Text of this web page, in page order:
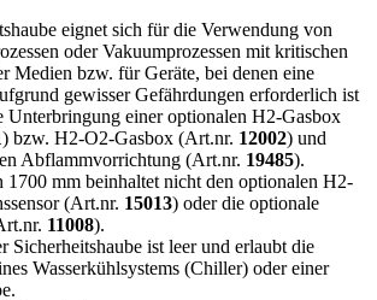
eignet sich für die Verwendung von
oder Vakuumprozessen mit kritischen
Medien bzw. für Geräte, bei denen eine
gewisser Gefährdungen erforderlich ist
Unterbringung einer optionalen H2-Gasbox
) bzw. H2-O2-Gasbox (Art.nr. 12002) und
Abflammvorrichtung (Art.nr. 19485).
1700 mm beinhaltet nicht den optionalen H2-
(Art.nr. 15013) oder die optionale
11008).
Sicherheitshaube ist leer und erlaubt die
Wasserkühlsystems (Chiller) oder einer